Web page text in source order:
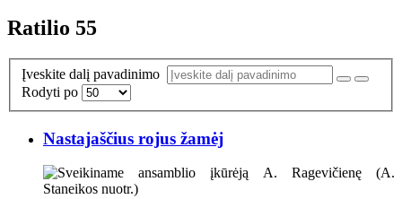
Ratilio 55
Įveskite dalį pavadinimo
Rodyti po
Nastajaščius rojus žamėj